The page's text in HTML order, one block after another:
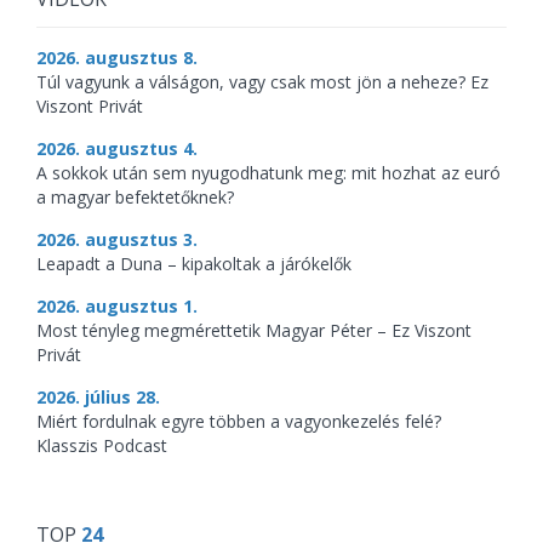
2026. augusztus 8.
Túl vagyunk a válságon, vagy csak most jön a neheze? Ez
Viszont Privát
2026. augusztus 4.
A sokkok után sem nyugodhatunk meg: mit hozhat az euró
a magyar befektetőknek?
2026. augusztus 3.
Leapadt a Duna – kipakoltak a járókelők
2026. augusztus 1.
Most tényleg megmérettetik Magyar Péter – Ez Viszont
Privát
2026. július 28.
Miért fordulnak egyre többen a vagyonkezelés felé?
Klasszis Podcast
TOP 24